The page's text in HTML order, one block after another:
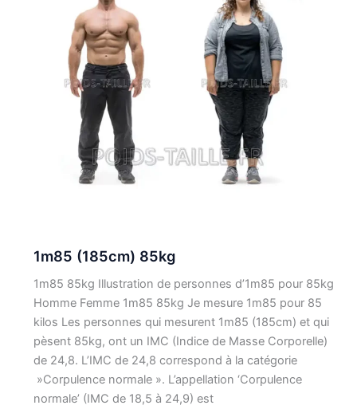
1m85 (185cm) 85kg
1m85 85kg Illustration de personnes d’1m85 pour 85kg
Homme Femme 1m85 85kg Je mesure 1m85 pour 85
kilos Les personnes qui mesurent 1m85 (185cm) et qui
pèsent 85kg, ont un IMC (Indice de Masse Corporelle)
de 24,8. L’IMC de 24,8 correspond à la catégorie
»Corpulence normale ». L’appellation ‘Corpulence
normale’ (IMC de 18,5 à 24,9) est